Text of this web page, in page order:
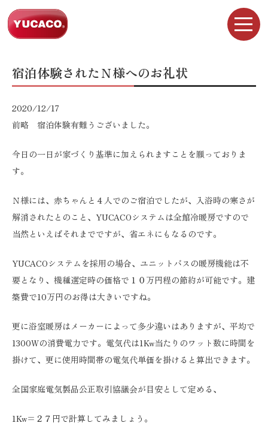
宿泊体験されたＮ様へのお礼状
2020/12/17
前略 宿泊体験有難うございました。
今日の一日が家づくり基準に加えられますことを願っておりま
す。
Ｎ様には、赤ちゃんと４人でのご宿泊でしたが、入浴時の寒さが
解消されたとのこと、YUCACOシステムは全館冷暖房ですので
当然といえばそれまでですが、省エネにもなるのです。
YUCACOシステムを採用の場合、ユニットバスの暖房機能は不
要となり、機種選定時の価格で１０万円程の節約が可能です。建
築費で10万円のお得は大きいですね。
更に浴室暖房はメーカーによって多少違いはありますが、平均で
1300Wの消費電力です。電気代は1Kw当たりのワット数に時間を
掛けて、更に使用時間帯の電気代単価を掛けると算出できます。
全国家庭電気製品公正取引協議会が目安として定める、
1Kw=２７円で計算してみましょう。